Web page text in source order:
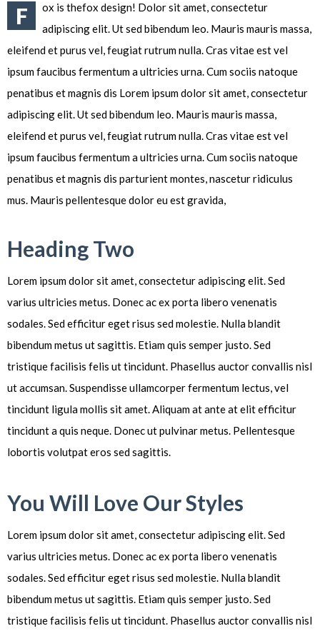
F
ox is thefox design! Dolor sit amet, consectetur
adipiscing elit. Ut sed bibendum leo. Mauris mauris massa,
eleifend et purus vel, feugiat rutrum nulla. Cras vitae est vel
ipsum faucibus fermentum a ultricies urna. Cum sociis natoque
penatibus et magnis dis Lorem ipsum dolor sit amet, consectetur
adipiscing elit. Ut sed bibendum leo. Mauris mauris massa,
eleifend et purus vel, feugiat rutrum nulla. Cras vitae est vel
ipsum faucibus fermentum a ultricies urna. Cum sociis natoque
penatibus et magnis dis parturient montes, nascetur ridiculus
mus. Mauris pellentesque dolor eu est gravida,
Heading Two
Lorem ipsum dolor sit amet, consectetur adipiscing elit. Sed
varius ultricies metus. Donec ac ex porta libero venenatis
sodales. Sed efficitur eget risus sed molestie. Nulla blandit
bibendum metus ut sagittis. Etiam quis semper justo. Sed
tristique facilisis felis ut tincidunt. Phasellus auctor convallis nisl
ut accumsan. Suspendisse ullamcorper fermentum lectus, vel
tincidunt ligula mollis sit amet. Aliquam at ante at elit efficitur
tincidunt a quis neque. Donec ut pulvinar metus. Pellentesque
lobortis volutpat eros sed sagittis.
You Will Love Our Styles
Lorem ipsum dolor sit amet, consectetur adipiscing elit. Sed
varius ultricies metus. Donec ac ex porta libero venenatis
sodales. Sed efficitur eget risus sed molestie. Nulla blandit
bibendum metus ut sagittis. Etiam quis semper justo. Sed
tristique facilisis felis ut tincidunt. Phasellus auctor convallis nisl